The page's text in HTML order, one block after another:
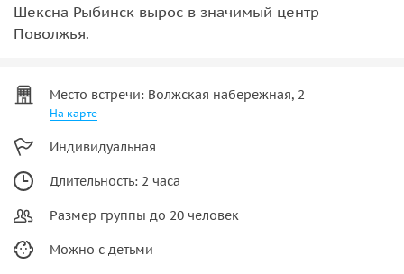
Шексна Рыбинск вырос в значимый центр
Поволжья.
Место встречи: Волжская набережная, 2
На карте
Индивидуальная
Длительность: 2 часа
Размер группы до 20 человек
Можно с детьми